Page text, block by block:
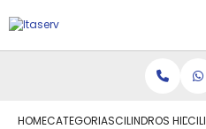
HOMECATEGORIASCILINDROS